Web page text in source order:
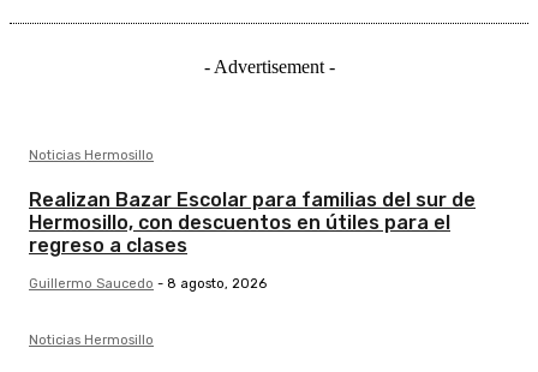
- Advertisement -
Noticias Hermosillo
Realizan Bazar Escolar para familias del sur de
Hermosillo, con descuentos en útiles para el
regreso a clases
Guillermo Saucedo - 8 agosto, 2026
Noticias Hermosillo